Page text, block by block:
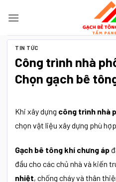
qua
nội
TIN TỨC
Công trình nhà
Chọn gạch bê
Khi xây dựng công trình nhà
chọn vật liệu xây dựng phù
Gạch bê tông khí chưng áp
đầu cho các chủ nhà và kiến
nhiệt, chống cháy và thân